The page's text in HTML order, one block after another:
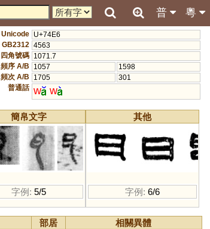
粵
普
Unicode U+74E6
GB2312 4563
四角號碼 1071.7
頻序 A/B
1057
1598
頻次 A/B
1705
301
普通話 w w
簡帛文字
字例: 5/5
其他
字例: 6/6
部居
相關異體